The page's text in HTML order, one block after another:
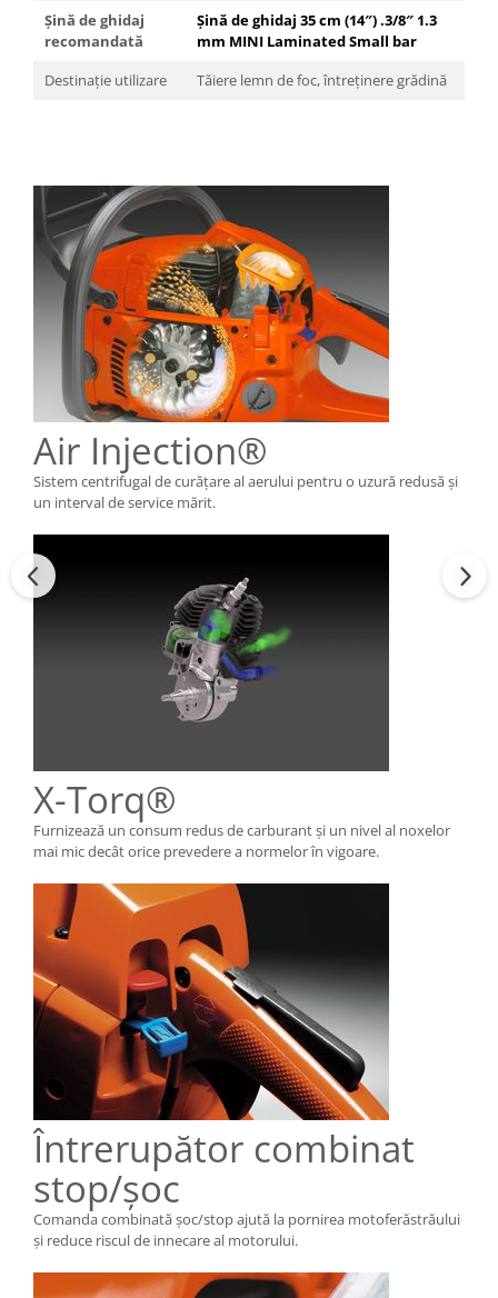
Șină de ghidaj
recomandată
Șină de ghidaj 35 cm (14″) .3/8″ 1.3
mm MINI Laminated Small bar
Destinație utilizare
Tăiere lemn de foc, întreținere grădină
Air Injection®
Sistem centrifugal de curăţare al aerului pentru o uzură redusă şi
un interval de service mărit.
X-Torq®
Furnizează un consum redus de carburant şi un nivel al noxelor
mai mic decât orice prevedere a normelor în vigoare.
Întrerupător combinat
stop/șoc
Comanda combinată şoc/stop ajută la pornirea motoferăstrăului
şi reduce riscul de innecare al motorului.